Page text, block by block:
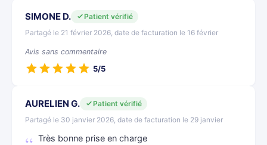
SIMONE D.
Patient vérifié
Partagé le 21 février 2026, date de facturation le 16 février
Avis sans commentaire
5/5
AURELIEN G.
Patient vérifié
Partagé le 30 janvier 2026, date de facturation le 29 janvier
Très bonne prise en charge